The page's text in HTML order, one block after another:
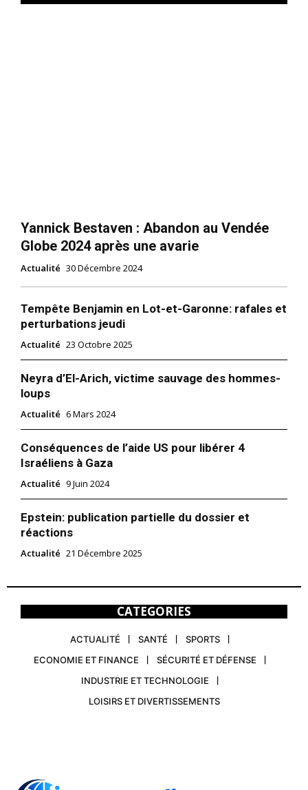
Yannick Bestaven : Abandon au Vendée
Globe 2024 après une avarie
Actualité 30 Décembre 2024
Tempête Benjamin en Lot-et-Garonne: rafales et
perturbations jeudi
Actualité 23 Octobre 2025
Neyra d’El-Arich, victime sauvage des hommes-
loups
Actualité 6 Mars 2024
Conséquences de l’aide US pour libérer 4
Israéliens à Gaza
Actualité 9 Juin 2024
Epstein: publication partielle du dossier et
réactions
Actualité 21 Décembre 2025
CATEGORIES
ACTUALITÉ SANTÉ
SPORTS
ECONOMIE ET FINANCE
SÉCURITÉ ET DÉFENSE
INDUSTRIE ET TECHNOLOGIE
LOISIRS ET DIVERTISSEMENTS